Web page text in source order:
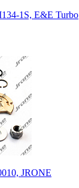
1S, E&E Turbo
JRONE